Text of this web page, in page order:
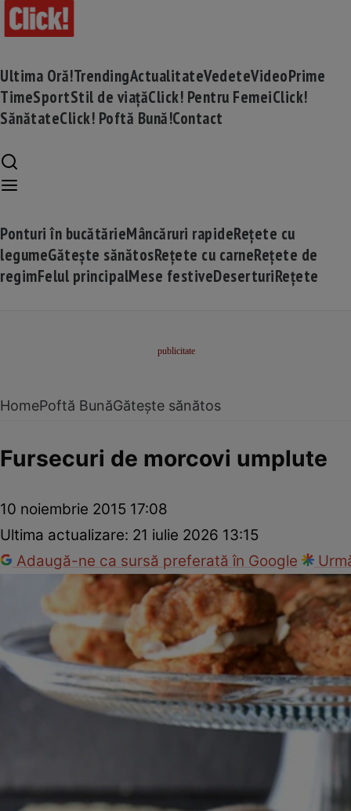
Ultima Oră!TrendingActualitateVedeteVideoPrime
TimeSportStil de viațăClick! Pentru FemeiClick!
SănătateClick! Poftă Bună!Contact
Ponturi în bucătărieMâncăruri rapideRețete cu
legumeGătește sănătosRețete cu carneRețete de
regimFelul principalMese festiveDeserturiRețete
HomePoftă BunăGătește sănătos
Fursecuri de morcovi umplute
10 noiembrie 2015 17:08
Ultima actualizare: 21 iulie 2026 13:15
Adaugă-ne ca sursă preferată în Google